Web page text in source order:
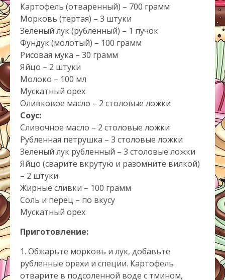
Картофель (отваренный) – 700 грамм
Морковь (тертая) – 3 штуки
Зеленый лук (рубленный) – 1 пучок
Фундук (молотый) – 100 грамм
Рисовая мука – 30 грамм
Яйцо – 2 штуки
Молоко – 100 мл
Мускатный орех
Оливковое масло – 2 столовые ложки
Соус:
Сливочное масло – 2 столовые ложки
Рубленная петрушка – 3 столовые ложки
Зеленый лук рубленный – 3 столовые ложки
Яйцо (сварите вкрутую и разомните вилкой)
– 2 штуки
Жирные сливки – 100 грамм
Соль и перец – по вкусу
Мускатный орех
Приготовление:
1. Обжарьте морковь и лук, добавьте
рубленные орехи и специи. Картофель
отварите в подсоленной воде с тмином,